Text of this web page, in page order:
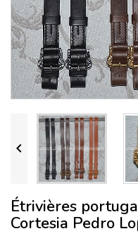

Étrivières
Cortesia Pedro